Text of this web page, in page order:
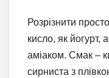
Розрізнити
кисло, як йогурт,
аміаком. Смак –
сирниста з